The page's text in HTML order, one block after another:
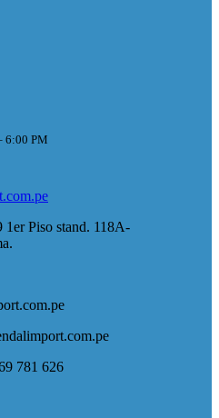
6:00 PM
Piso stand. 118A-
781 626